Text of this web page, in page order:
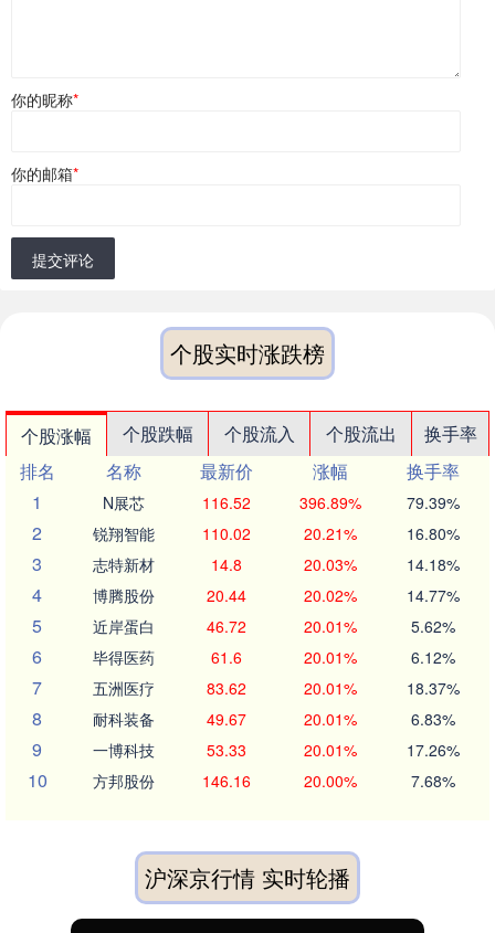
你的昵称*
你的邮箱*
提交评论
个股实时涨跌榜
个股涨幅 个股跌幅 个股流入 个股流出
换手率
排名
名称 最新价 涨幅
换手率
1
N展芯 116.52 396.89% 79.39%
2 锐翔智能 110.02 20.21% 16.80%
3 志特新材 14.8 20.03% 14.18%
4 博腾股份 20.44 20.02% 14.77%
5 近岸蛋白 46.72 20.01% 5.62%
6 毕得医药 61.6 20.01% 6.12%
7 五洲医疗 83.62 20.01% 18.37%
8 耐科装备 49.67 20.01% 6.83%
9 一博科技 53.33 20.01% 17.26%
10 方邦股份 146.16 20.00% 7.68%
沪深京行情 实时轮播